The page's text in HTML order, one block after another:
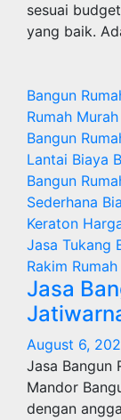
sesuai
yang baik.
Bangun
Rumah Murah
Bangun
Lantai Biaya
Bangun
Sederhana
Keraton
Jasa Tukang
Rakim Rumah
Jasa
August 6,
Jasa Bangun
Mandor
dengan